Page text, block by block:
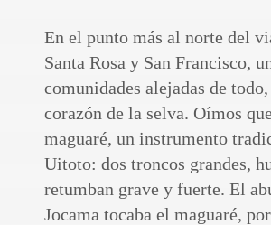
En el punto más al norte del
Santa Rosa y San Francisco,
comunidades alejadas de todo,
corazón de la selva. Oímos
maguaré, un instrumento
Uitoto: dos troncos grandes,
retumban grave y fuerte. El
Jocama tocaba el maguaré,